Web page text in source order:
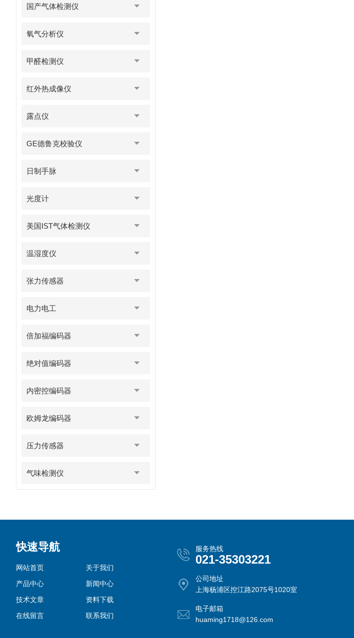
国产气体检测仪
氧气分析仪
甲醛检测仪
红外热成像仪
露点仪
GE德鲁克校验仪
日制手脉
光度计
美国IST气体检测仪
温湿度仪
张力传感器
电力电工
倍加福编码器
绝对值编码器
内密控编码器
欧姆龙编码器
压力传感器
气味检测仪
快速导航
网站首页
关于我们
产品中心
新闻中心
技术文章
资料下载
在线留言
联系我们
服务热线
021-35303221
公司地址
上海杨浦区控江路2075号1020室
电子邮箱
huaming1718@126.com